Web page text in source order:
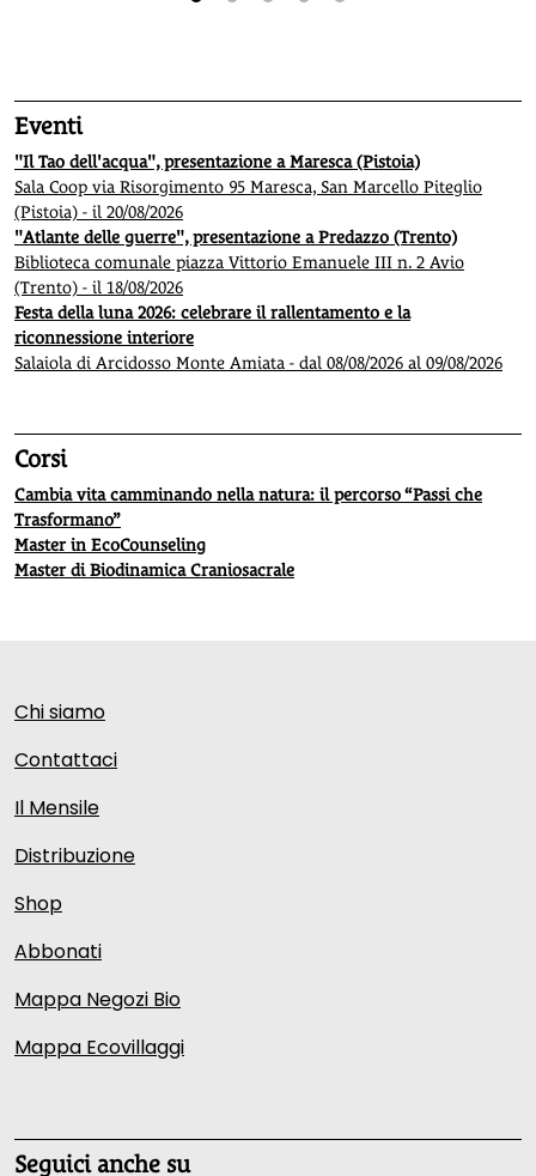
Eventi
"Il Tao dell'acqua", presentazione a Maresca (Pistoia)
Sala Coop via Risorgimento 95 Maresca, San Marcello Piteglio
(Pistoia) - il 20/08/2026
"Atlante delle guerre", presentazione a Predazzo (Trento)
Biblioteca comunale piazza Vittorio Emanuele III n. 2 Avio
(Trento) - il 18/08/2026
Festa della luna 2026: celebrare il rallentamento e la
riconnessione interiore
Salaiola di Arcidosso Monte Amiata - dal 08/08/2026 al 09/08/2026
Corsi
Cambia vita camminando nella natura: il percorso “Passi che
Trasformano”
Master in EcoCounseling
Master di Biodinamica Craniosacrale
Chi siamo
Contattaci
Il Mensile
Distribuzione
Shop
Abbonati
Mappa Negozi Bio
Mappa Ecovillaggi
Seguici anche su